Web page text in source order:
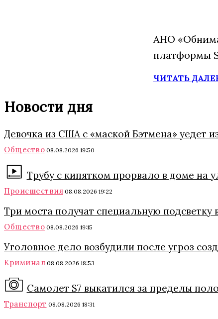
АНО
платформы
ЧИТАТЬ
Новости дня
Девочка из США с «маской Бэтмена» уедет
Общество 08.08.2026 19:50
Трубу с кипятком прорвало в доме на
Происшествия 08.08.2026 19:22
Три моста получат специальную
Общество 08.08.2026 19:15
Уголовное дело возбудили после угроз
Криминал 08.08.2026 18:53
Самолет S7 выкатился за пределы
Транспорт 08.08.2026 18:31